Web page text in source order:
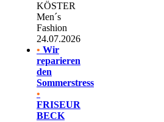
KÖSTER
Men´s
Fashion
24.07.2026
• Wir
reparieren
den
Sommerstress
•
FRISEUR
BECK